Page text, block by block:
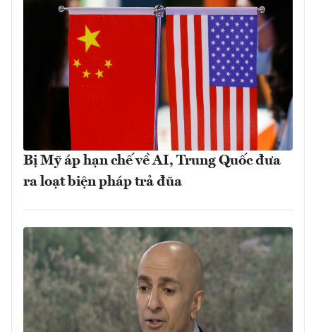
Bị Mỹ áp hạn chế về AI, Trung Quốc đưa
ra loạt biện pháp trả đũa